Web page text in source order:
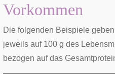
Vorkommen
Die folgenden Beispiele
jeweils auf 100 g des
bezogen auf das